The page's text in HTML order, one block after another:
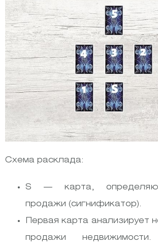
Схема расклада:
S — карта,
продажи (сигнификатор).
Первая карта анализирует
продажи